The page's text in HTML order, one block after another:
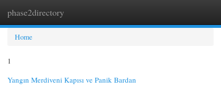
phase2directory
Home
1
Yangın Merdiveni Kapısı ve Panik Bardan